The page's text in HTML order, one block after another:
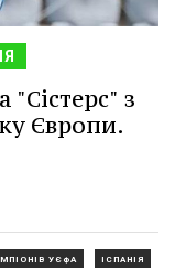
з
Європи.
УЄФА ІСПАНІЯ